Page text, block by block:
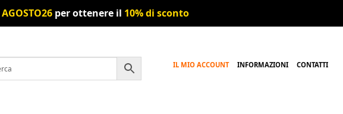
AGOSTO26per ottenere il 10% di sconto
IL MIO ACCOUNT INFORMAZIONI CONTATTI